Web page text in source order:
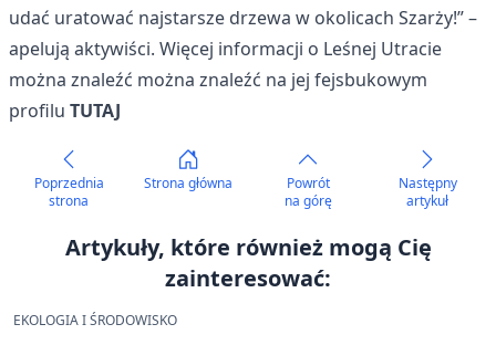
udać uratować najstarsze drzewa w okolicach Szarży!” –
apelują aktywiści. Więcej informacji o Leśnej Utracie
można znaleźć można znaleźć na jej fejsbukowym
profilu TUTAJ
Poprzednia
strona
Strona główna
Powrót
na górę
Następny
artykuł
Artykuły, które również mogą Cię
zainteresować:
EKOLOGIA I ŚRODOWISKO